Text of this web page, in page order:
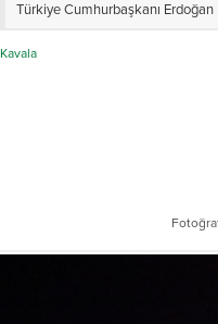
Türkiye Cumhurbaşkanı
Kavala